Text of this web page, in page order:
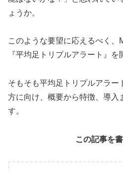
ょうか。
このような要望に応えるべく、
『平均足トリプルアラート』を
そもそも平均足トリプルアラー
方に向け、概要から特徴、導入
す。
この記事を